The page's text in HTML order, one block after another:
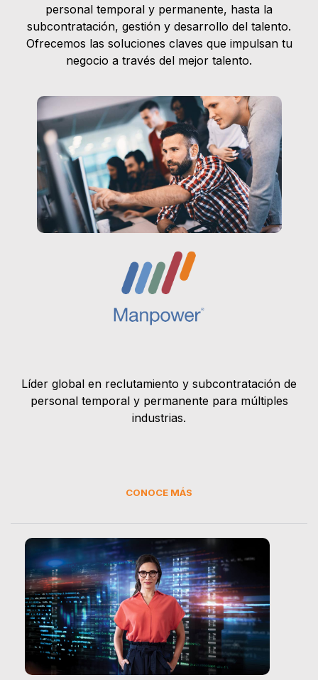
personal temporal y permanente, hasta la
subcontratación, gestión y desarrollo del talento.
Ofrecemos las soluciones claves que impulsan tu
negocio a través del mejor talento.
Líder global en reclutamiento y subcontratación de
personal temporal y permanente para múltiples
industrias.
CONOCE MÁS